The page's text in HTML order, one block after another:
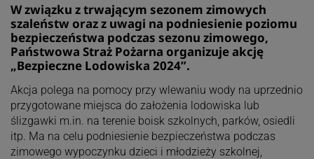
W związku z trwającym sezonem zimowych
szaleństw oraz z uwagi na podniesienie poziomu
bezpieczeństwa podczas sezonu zimowego,
Państwowa Straż Pożarna organizuje akcję
„Bezpieczne Lodowiska 2024”.
Akcja polega na pomocy przy wlewaniu wody na uprzednio
przygotowane miejsca do założenia lodowiska lub
ślizgawki m.in. na terenie boisk szkolnych, parków, osiedli
itp. Ma na celu podniesienie bezpieczeństwa podczas
zimowego wypoczynku dzieci i młodzieży szkolnej,